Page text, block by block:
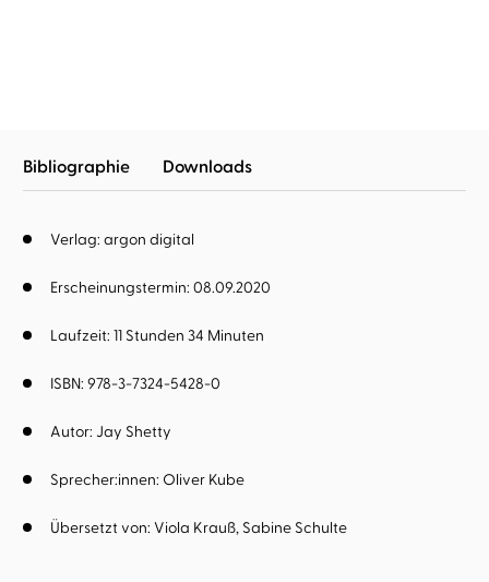
Bibliographie Downloads
Verlag: argon digital
Übersetzt von: Viola Krauß Sabine Schulte
Erscheinungstermin: 08.09.2020
Laufzeit: 11 Stunden 34 Minuten
ISBN: 978-3-7324-5428-0
Autor: Jay Shetty
Sprecher:innen: Oliver Kube